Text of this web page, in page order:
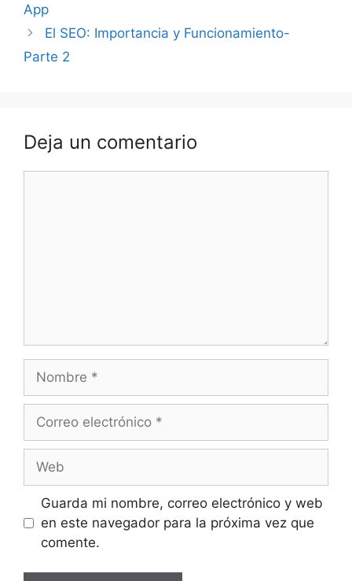
App
El SEO: Importancia y Funcionamiento-
Parte 2
Deja un comentario
electrónico
Guarda mi nombre, correo electrónico y web
en este navegador para la próxima vez que
comente.